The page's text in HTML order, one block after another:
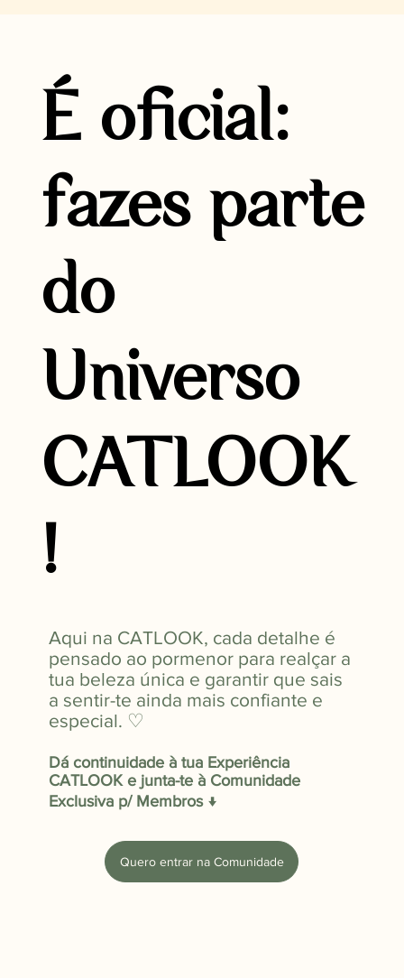
Quero entrar na Comunidade
Aqui na CATLOOK, cada detalhe é
pensado ao pormenor para realçar a
tua beleza única e garantir que sais
a sentir-te ainda mais confiante e
especial. ♡
​Dá continuidade à tua Experiência
CATLOOK e junta-te à Comunidade
Exclusiva p/ Membros ↓
É oficial:
fazes parte
do
Universo
CATLOOK
!